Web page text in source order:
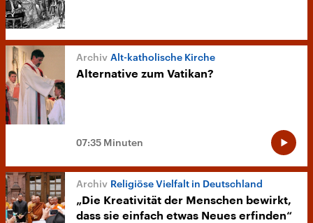
Alt-katholische Kirche
Alternative zum Vatikan?
07:35 Minuten
Religiöse Vielfalt in Deutschland
„Die Kreativität der Menschen bewirkt,
dass sie einfach etwas Neues erfinden“